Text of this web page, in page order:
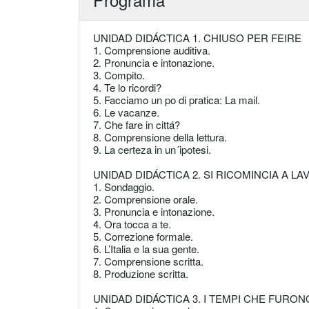
UNIDAD DIDÁCTICA 1. CHIUSO PER FEIRE
1. Comprensione auditiva.
2. Pronuncia e intonazione.
3. Compito.
4. Te lo ricordi?
5. Facciamo un po di pratica: La mail.
6. Le vacanze.
7. Che fare in cittá?
8. Comprensione della lettura.
9. La certeza in un´ipotesi.
UNIDAD DIDÁCTICA 2. SI RICOMINCIA A
1. Sondaggio.
2. Comprensione orale.
3. Pronuncia e intonazione.
4. Ora tocca a te.
5. Correzione formale.
6. L’Italia e la sua gente.
7. Comprensione scritta.
8. Produzione scritta.
UNIDAD DIDÁCTICA 3. I TEMPI CHE